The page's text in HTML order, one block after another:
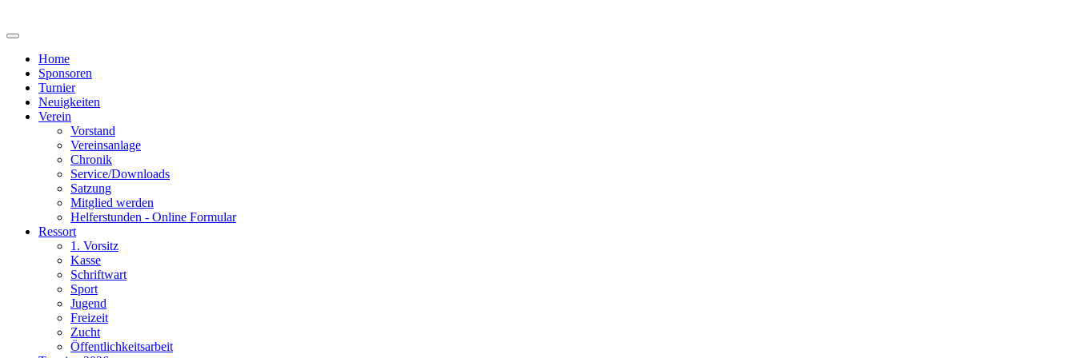
Home
Sponsoren
Turnier
Neuigkeiten
Verein
Vorstand
Vereinsanlage
Chronik
Service/Downloads
Satzung
Mitglied werden
Helferstunden - Online Formular
Ressort
1. Vorsitz
Kasse
Schriftwart
Sport
Jugend
Freizeit
Zucht
Öffentlichkeitsarbeit